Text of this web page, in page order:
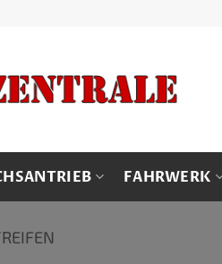
FAHRWERK